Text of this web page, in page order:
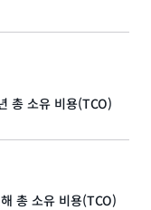
총 소유 비용(TCO)
총 소유 비용(TCO)